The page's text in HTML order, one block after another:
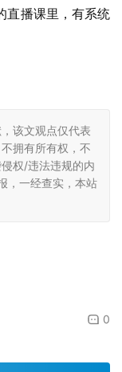
直播课里，有系统
该文观点仅代表
拥有所有权，不
权/违法违规的内
，一经查实，本站
0